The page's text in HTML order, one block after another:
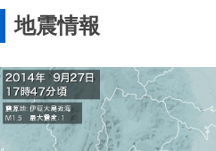
地震情報